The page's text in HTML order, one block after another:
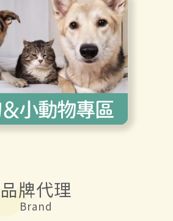
品牌代理
Brand